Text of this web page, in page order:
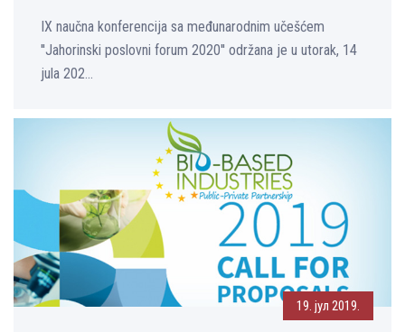
IX naučna konferencija sa međunarodnim učešćem
''Jahorinski poslovni forum 2020'' održana je u utorak, 14
jula 202...
19. јул 2019.